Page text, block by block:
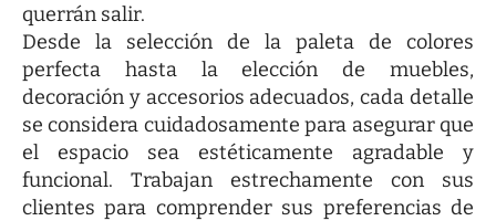
querrán salir.
Desde la selección de la paleta de colores
perfecta hasta la elección de muebles,
decoración y accesorios adecuados, cada detalle
se considera cuidadosamente para asegurar que
el espacio sea estéticamente agradable y
funcional. Trabajan estrechamente con sus
clientes para comprender sus preferencias de